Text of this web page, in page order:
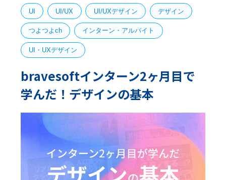
UI UI/UX UI/UXデザイン デザイン
つよつよch インターン・アルバイト
UI・UXデザイン
bravesoftインターン2ヶ月目で
学んだ！デザインの基本